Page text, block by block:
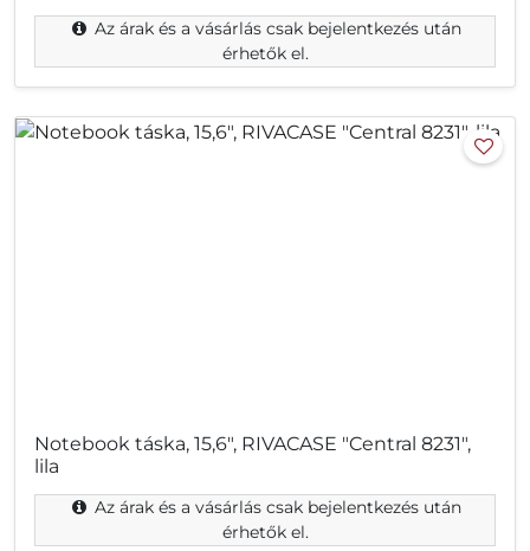
Az árak és a vásárlás csak bejelentkezés után
érhetők el.
Notebook táska, 15,6", RIVACASE "Central 8231",
lila
Az árak és a vásárlás csak bejelentkezés után
érhetők el.